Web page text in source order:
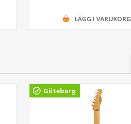
LÄGG I VARUKORG
Göteborg